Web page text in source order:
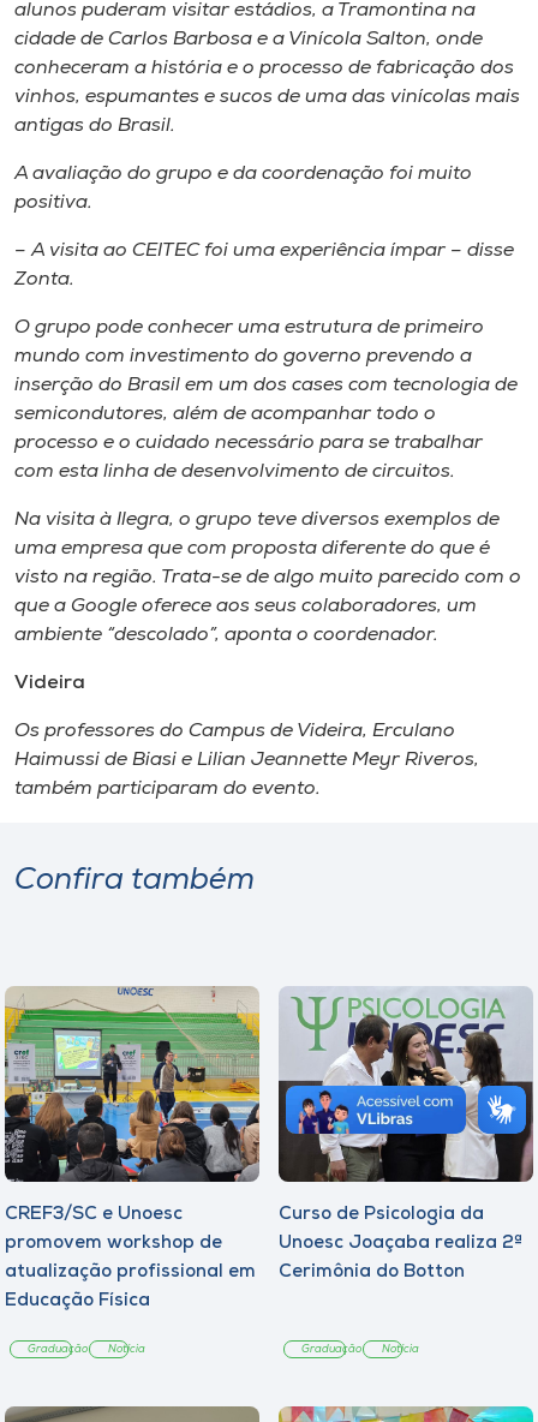
Selecione
alunos puderam visitar estádios, a Tramontina na
cidade de Carlos Barbosa e a Vinícola Salton, onde
conheceram a história e o processo de fabricação dos
vinhos, espumantes e sucos de uma das vinícolas mais
antigas do Brasil.
A avaliação do grupo e da coordenação foi muito
positiva.
– A visita ao CEITEC foi uma experiência ímpar – disse
Zonta.
O grupo pode conhecer uma estrutura de primeiro
mundo com investimento do governo prevendo a
inserção do Brasil em um dos cases com tecnologia de
semicondutores, além de acompanhar todo o
processo e o cuidado necessário para se trabalhar
com esta linha de desenvolvimento de circuitos.
Na visita à Ilegra, o grupo teve diversos exemplos de
uma empresa que com proposta diferente do que é
visto na região. Trata-se de algo muito parecido com o
que a Google oferece aos seus colaboradores, um
ambiente “descolado”, aponta o coordenador.
Videira
Os professores do Campus de Videira, Erculano
Haimussi de Biasi e Lilian Jeannette Meyr Riveros,
também participaram do evento.
Confira também
CREF3/SC e Unoesc
promovem workshop de
atualização profissional em
Educação Física
Graduação Notícia
Curso de Psicologia da
Unoesc Joaçaba realiza 2ª
Cerimônia do Botton
Graduação Notícia